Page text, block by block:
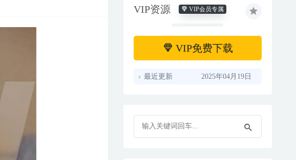
VIP资源 VIP会员专属
VIP免费下载
最近更新 2025年04月19日
2026-06-01